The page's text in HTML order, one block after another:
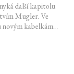
další kapitolu
Mugler. Ve
kabelkám
a dávných